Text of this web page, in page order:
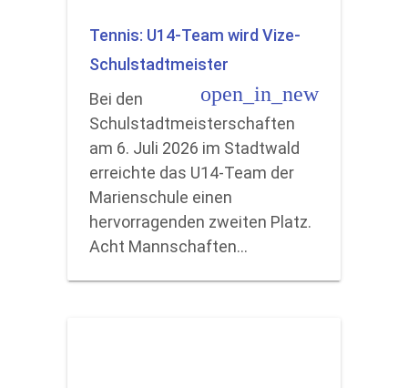
Tennis: U14-Team wird Vize-
Schulstadtmeister
open_in_new
Bei den
Schulstadtmeisterschaften
am 6. Juli 2026 im Stadtwald
erreichte das U14-Team der
Marienschule einen
hervorragenden zweiten Platz.
Acht Mannschaften…